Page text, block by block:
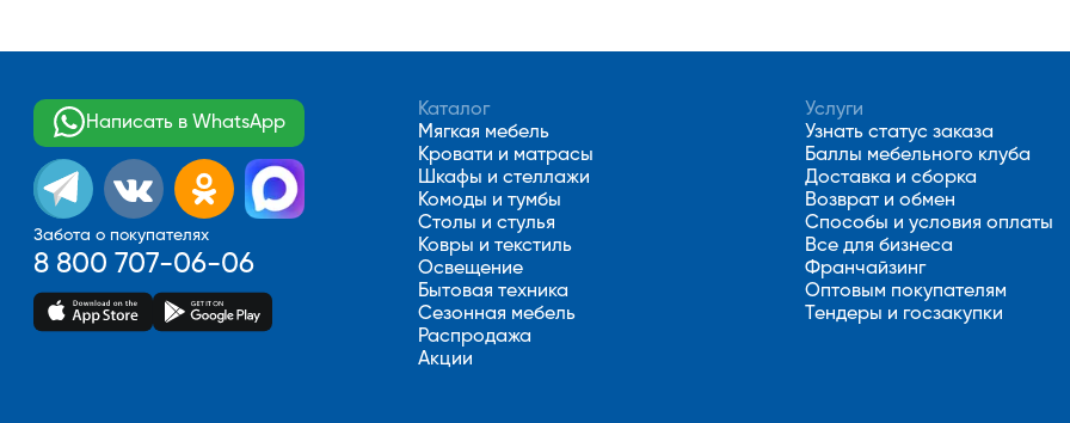
Написать в WhatsApp
Забота о покупателях
8 800 707-06-06
Каталог
Мягкая мебель
Кровати и матрасы
Шкафы и стеллажи
Комоды и тумбы
Столы и стулья
Ковры и текстиль
Освещение
Бытовая техника
Сезонная мебель
Распродажа
Акции
Услуги
Узнать статус заказа
Баллы мебельного клуба
Доставка и сборка
Возврат и обмен
Способы и условия оплаты
Все для бизнеса
Франчайзинг
Оптовым покупателям
Тендеры и госзакупки